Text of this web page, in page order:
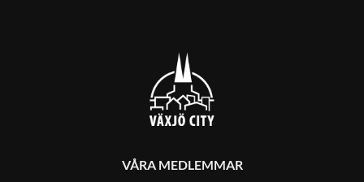
VÅRA MEDLEMMAR